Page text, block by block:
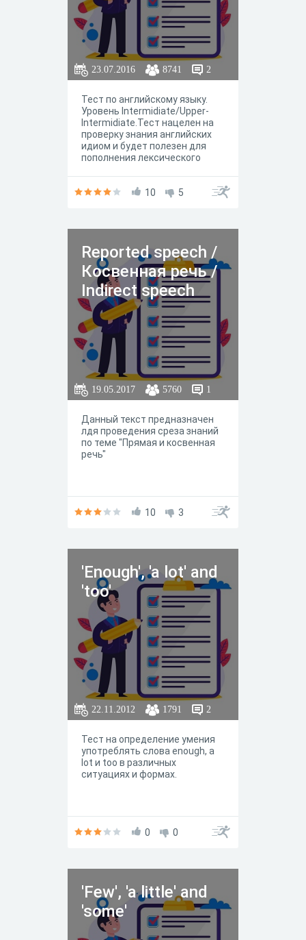
23.07.2016 8741 2
Тест по английскому языку.
Уровень Intermidiate/Upper-
Intermidiate.Тест нацелен на
проверку знания английских
идиом и будет полезен для
пополнения лексического
10
5
Reported speech /
Косвенная речь /
Indirect speech
19.05.2017 5760 1
Данный текст предназначен
лдя проведения среза знаний
по теме "Прямая и косвенная
речь"
10 3
'Enough', 'a lot' and
'too'
22.11.2012 1791 2
Тест на определение умения
употреблять слова еnough, a
lot и too в различных
ситуациях и формах.
0 0
'Few', 'a little' and
'some'